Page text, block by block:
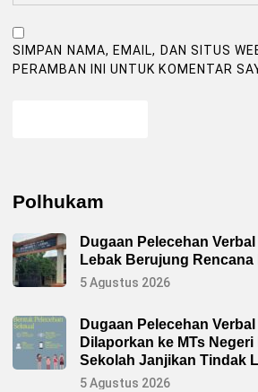
SIMPAN NAMA, EMAIL, DAN SITUS
PERAMBAN INI UNTUK KOMENTAR
Polhukam
Dugaan Pelecehan
Lebak Berujung
5 Agustus 2026
Dugaan Pelecehan
Dilaporkan ke MTs
Sekolah Janjikan Tindak
5 Agustus 2026